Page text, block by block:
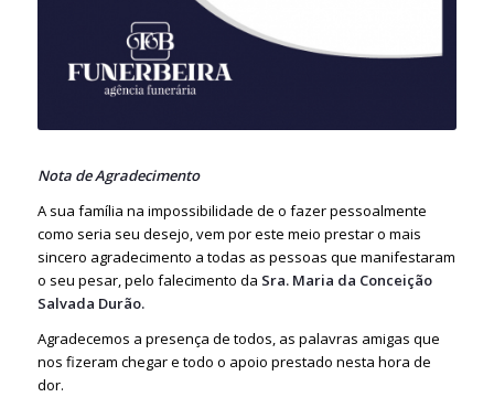
Nota de Agradecimento
A sua família na impossibilidade de o fazer pessoalmente
como seria seu desejo, vem por este meio prestar o mais
sincero agradecimento a todas as pessoas que manifestaram
o seu pesar, pelo falecimento da Sra. Maria da Conceição
Salvada Durão.
Agradecemos a presença de todos, as palavras amigas que
nos fizeram chegar e todo o apoio prestado nesta hora de
dor.